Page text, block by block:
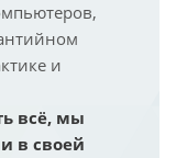
и
всё, мы
в своей